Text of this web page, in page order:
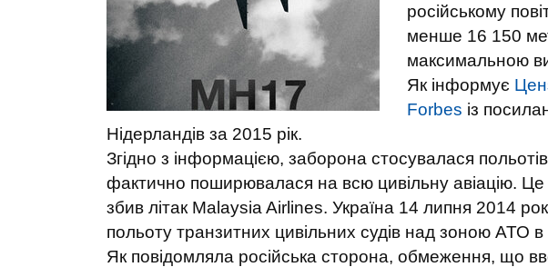
російському
менше 16 150
максимальною
Як інформує
Forbes із
Нідерландів за 2015 рік.
Згідно з інформацією, заборона стосувалася
фактично поширювалася на всю цивільну авіацію.
збив літак Malaysia Airlines. Україна 14 липня 2014
польоту транзитних цивільних судів над зоною АТО в
Як повідомляла російська сторона, обмеження, що